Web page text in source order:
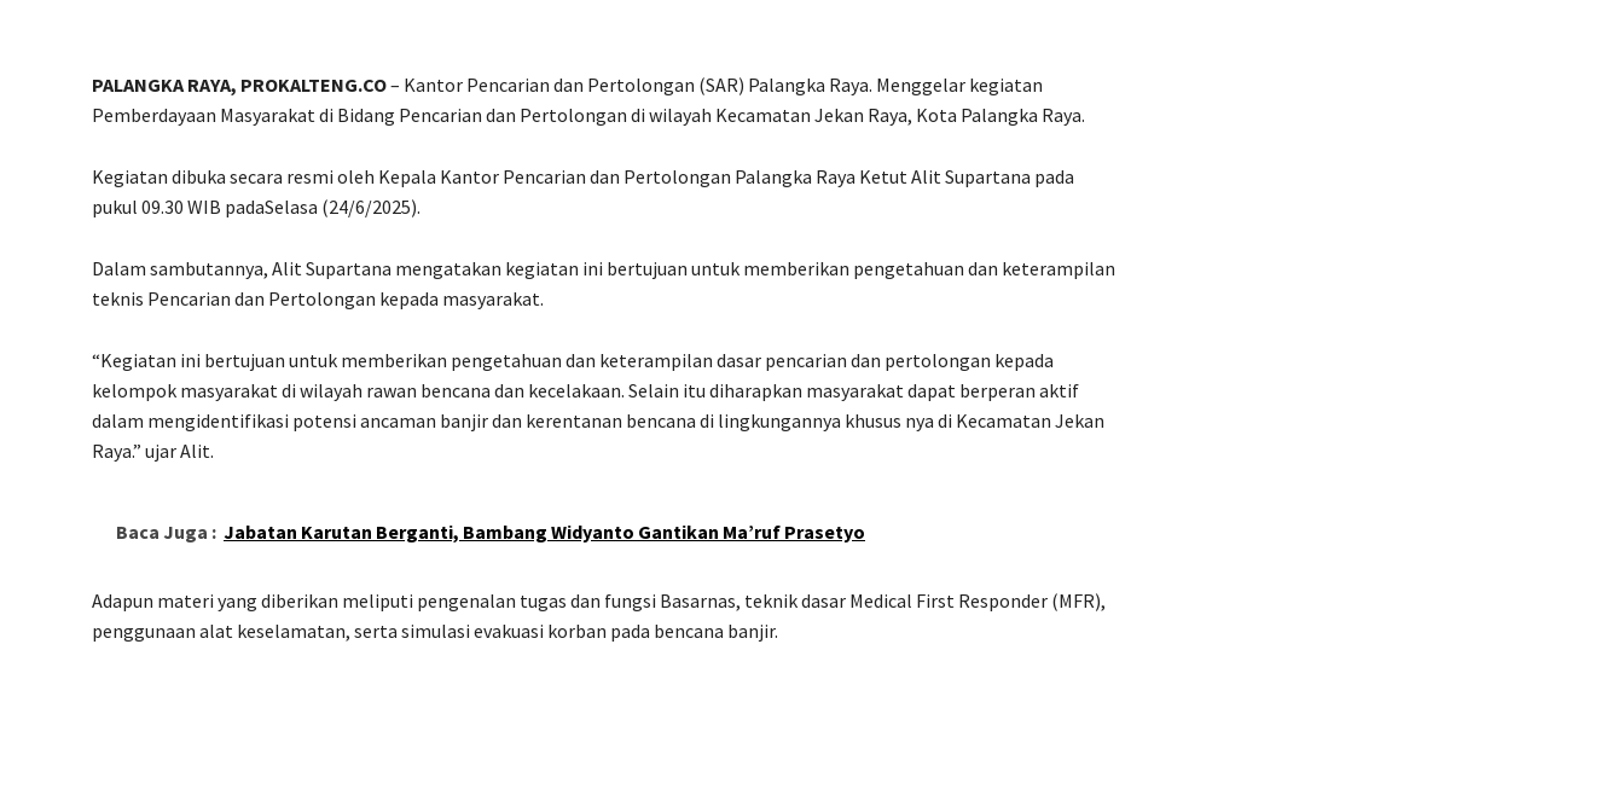
PALANGKA RAYA, PROKALTENG.CO– Kantor Pencarian dan Pertolongan (SAR) Palangka Raya. Menggelar kegiatan
Pemberdayaan Masyarakat di Bidang Pencarian dan Pertolongan di wilayah Kecamatan Jekan Raya, Kota Palangka Raya.
Kegiatan dibuka secara resmi oleh Kepala Kantor Pencarian dan Pertolongan Palangka Raya Ketut Alit Supartana pada
pukul 09.30 WIB padaSelasa (24/6/2025).
Dalam sambutannya, Alit Supartana mengatakan kegiatan ini bertujuan untuk memberikan pengetahuan dan keterampilan
teknis Pencarian dan Pertolongan kepada masyarakat.
“Kegiatan ini bertujuan untuk memberikan pengetahuan dan keterampilan dasar pencarian dan pertolongan kepada
kelompok masyarakat di wilayah rawan bencana dan kecelakaan. Selain itu diharapkan masyarakat dapat berperan aktif
dalam mengidentifikasi potensi ancaman banjir dan kerentanan bencana di lingkungannya khusus nya di Kecamatan Jekan
Raya.” ujar Alit.
Baca Juga : Jabatan Karutan Berganti, Bambang Widyanto Gantikan Ma’ruf Prasetyo
Adapun materi yang diberikan meliputi pengenalan tugas dan fungsi Basarnas, teknik dasar Medical First Responder (MFR),
penggunaan alat keselamatan, serta simulasi evakuasi korban pada bencana banjir.